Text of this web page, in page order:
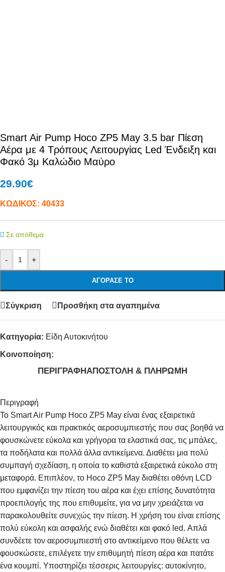
Smart Air Pump Hoco ZP5 May 3.5 bar Πίεση
Αέρα με 4 Τρόπους Λειτουργίας Led Ένδειξη και
Φακό 3μ Καλώδιο Μαύρο
29.90€
ΚΩΔΙΚΟΣ: 40433
Σε απόθεμα
- +
ΑΓΌΡΑΣΕ ΤΟ
Σύγκριση Προσθήκη στα αγαπημένα
Κατηγορία: Είδη Αυτοκινήτου
Κοινοποίηση:
ΠΕΡΙΓΡΑΦΉΑΠΟΣΤΟΛΉ & ΠΛΗΡΩΜΉ
Περιγραφή
Το Smart Air Pump Hoco ZP5 May είναι ένας εξαιρετικά
λειτουργικός και πρακτικός αεροσυμπιεστής που σας βοηθά να
φουσκώνετε εύκολα και γρήγορα τα ελαστικά σας, τις μπάλες,
τα ποδήλατα και πολλά άλλα αντικείμενα. Διαθέτει μια πολύ
συμπαγή σχεδίαση, η οποία το καθιστά εξαιρετικά εύκολο στη
μεταφορά. Επιπλέον, το Hoco ZP5 May διαθέτει οθόνη LCD
που εμφανίζει την πίεση του αέρα και έχει επίσης δυνατότητα
προεπιλογής της που επιθυμείτε, για να μην χρειάζεται να
παρακολουθείτε συνεχώς την πίεση. Η χρήση του είναι επίσης
πολύ εύκολη και ασφαλής ενώ διαθέτει και φακό led. Απλά
συνδέετε τον αεροσυμπιεστή στο αντικείμενο που θέλετε να
φουσκώσετε, επιλέγετε την επιθυμητή πίεση αέρα και πατάτε
ένα κουμπί. Υποστηρίζει τέσσερις λειτουργίες: αυτοκίνητο,